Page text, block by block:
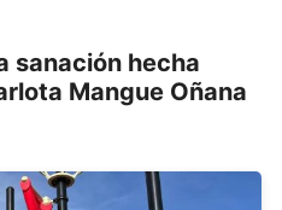
sanación hecha
Mangue Oñana